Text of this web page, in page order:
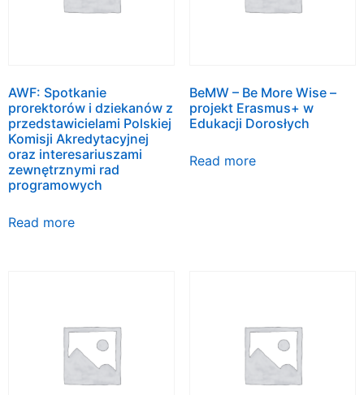
AWF: Spotkanie
prorektorów i dziekanów z
przedstawicielami Polskiej
Komisji Akredytacyjnej
oraz interesariuszami
zewnętrznymi rad
programowych
Read more
BeMW – Be More Wise –
projekt Erasmus+ w
Edukacji Dorosłych
Read more